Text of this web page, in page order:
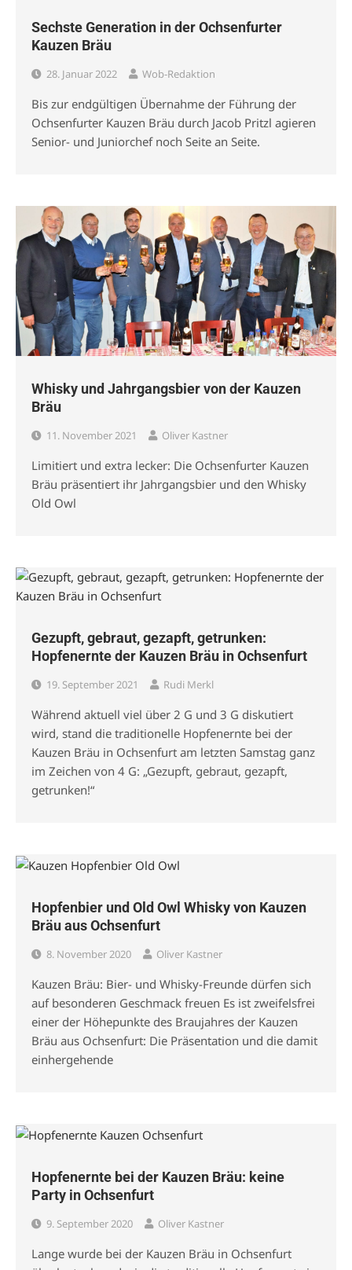
Sechste Generation in der Ochsenfurter
Kauzen Bräu
28. Januar 2022 Wob-Redaktion
Bis zur endgültigen Übernahme der Führung der
Ochsenfurter Kauzen Bräu durch Jacob Pritzl agieren
Senior- und Juniorchef noch Seite an Seite.
Whisky und Jahrgangsbier von der Kauzen
Bräu
11. November 2021 Oliver Kastner
Limitiert und extra lecker: Die Ochsenfurter Kauzen
Bräu präsentiert ihr Jahrgangsbier und den Whisky
Old Owl
Gezupft, gebraut, gezapft, getrunken:
Hopfenernte der Kauzen Bräu in Ochsenfurt
19. September 2021 Rudi Merkl
Während aktuell viel über 2 G und 3 G diskutiert
wird, stand die traditionelle Hopfenernte bei der
Kauzen Bräu in Ochsenfurt am letzten Samstag ganz
im Zeichen von 4 G: „Gezupft, gebraut, gezapft,
getrunken!“
Hopfenbier und Old Owl Whisky von Kauzen
Bräu aus Ochsenfurt
8. November 2020 Oliver Kastner
Kauzen Bräu: Bier- und Whisky-Freunde dürfen sich
auf besonderen Geschmack freuen Es ist zweifelsfrei
einer der Höhepunkte des Braujahres der Kauzen
Bräu aus Ochsenfurt: Die Präsentation und die damit
einhergehende
Hopfenernte bei der Kauzen Bräu: keine
Party in Ochsenfurt
9. September 2020 Oliver Kastner
Lange wurde bei der Kauzen Bräu in Ochsenfurt